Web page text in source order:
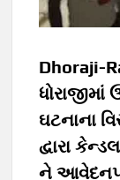
Dhoraji-
ઘટનાના
દ્વારા
ને